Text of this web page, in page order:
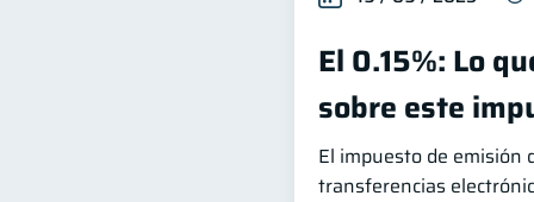
El 0.15%: Lo
sobre este
El impuesto de emisión
transferencias